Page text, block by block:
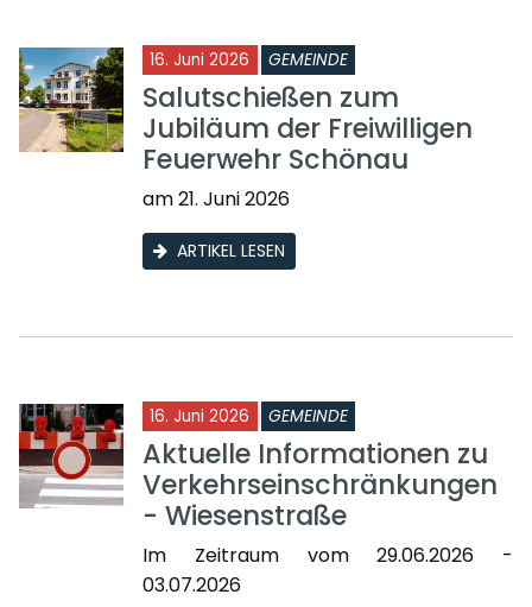
16. Juni 2026 GEMEINDE
Salutschießen zum
Jubiläum der Freiwilligen
Feuerwehr Schönau
am 21. Juni 2026
ARTIKEL LESEN
16. Juni 2026 GEMEINDE
Aktuelle Informationen zu
Verkehrseinschränkungen
- Wiesenstraße
Im Zeitraum vom 29.06.2026 -
03.07.2026